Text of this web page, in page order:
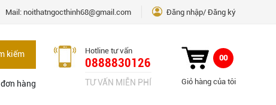
Mail: noithatngocthinh68@gmail.com Đăng nhập Đăng ký
kiếm
hàng
Hotline tư vấn
0888830126
TƯ VẤN MIỄN PHÍ
00
Giỏ hàng của tôi